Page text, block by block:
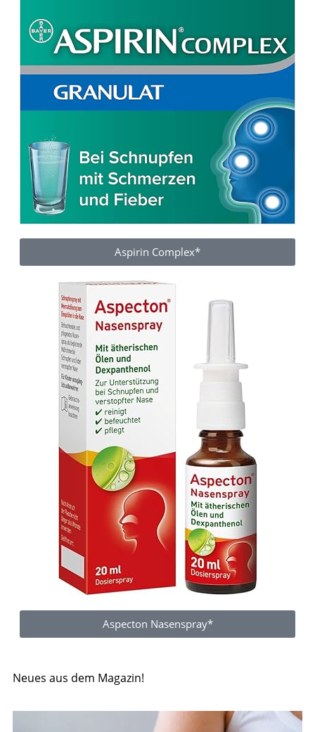
Aspirin Complex*
Aspecton Nasenspray*
Neues aus dem Magazin!